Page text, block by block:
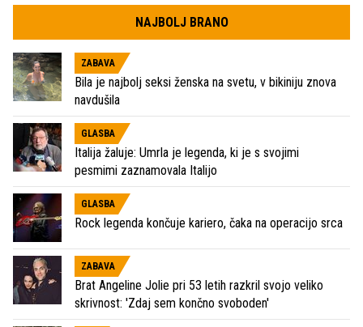
NAJBOLJ BRANO
ZABAVA
Bila je najbolj seksi ženska na svetu, v bikiniju znova
navdušila
GLASBA
Italija žaluje: Umrla je legenda, ki je s svojimi
pesmimi zaznamovala Italijo
GLASBA
Rock legenda končuje kariero, čaka na operacijo srca
ZABAVA
Brat Angeline Jolie pri 53 letih razkril svojo veliko
skrivnost: 'Zdaj sem končno svoboden'